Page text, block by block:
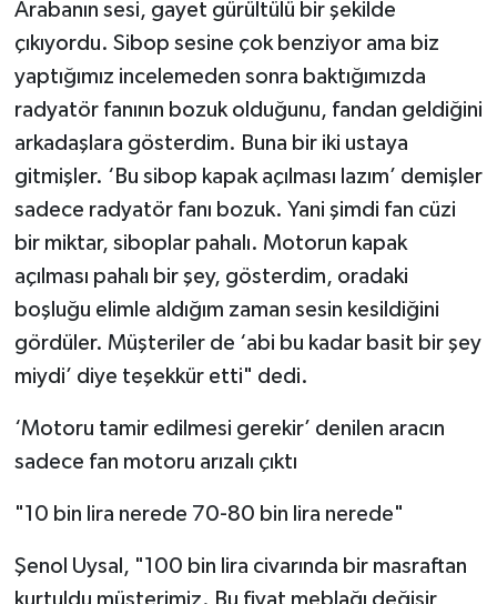
Arabanın sesi, gayet gürültülü bir şekilde
çıkıyordu. Sibop sesine çok benziyor ama biz
yaptığımız incelemeden sonra baktığımızda
radyatör fanının bozuk olduğunu, fandan geldiğini
arkadaşlara gösterdim. Buna bir iki ustaya
gitmişler. ‘Bu sibop kapak açılması lazım’ demişler
sadece radyatör fanı bozuk. Yani şimdi fan cüzi
bir miktar, siboplar pahalı. Motorun kapak
açılması pahalı bir şey, gösterdim, oradaki
boşluğu elimle aldığım zaman sesin kesildiğini
gördüler. Müşteriler de ‘abi bu kadar basit bir şey
miydi’ diye teşekkür etti" dedi.
‘Motoru tamir edilmesi gerekir’ denilen aracın
sadece fan motoru arızalı çıktı
"10 bin lira nerede 70-80 bin lira nerede"
Şenol Uysal, "100 bin lira civarında bir masraftan
kurtuldu müşterimiz. Bu fiyat meblağı değişir